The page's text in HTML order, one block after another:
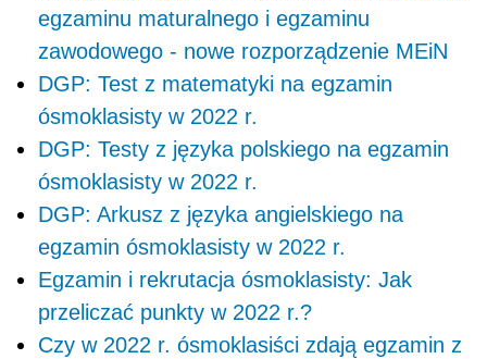
egzaminu maturalnego i egzaminu
zawodowego - nowe rozporządzenie MEiN
DGP: Test z matematyki na egzamin
ósmoklasisty w 2022 r.
DGP: Testy z języka polskiego na egzamin
ósmoklasisty w 2022 r.
DGP: Arkusz z języka angielskiego na
egzamin ósmoklasisty w 2022 r.
Egzamin i rekrutacja ósmoklasisty: Jak
przeliczać punkty w 2022 r.?
Czy w 2022 r. ósmoklasiści zdają egzamin z